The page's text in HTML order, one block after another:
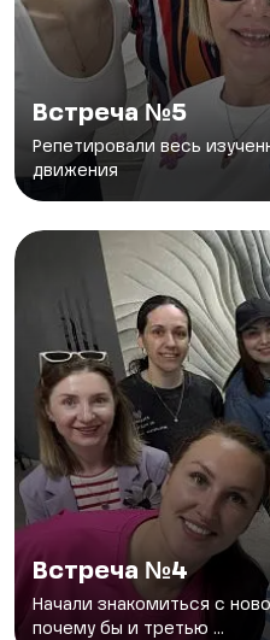
Встреча №5
Репетировали весь
движения
Встреча №4
Начали знакомиться с
почему бы и третью ...